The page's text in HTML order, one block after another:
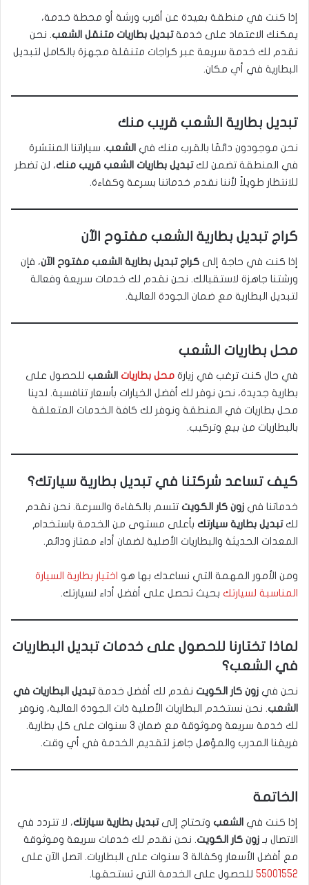
إذا كنت في منطقة بعيدة عن أقرب ورشة أو محطة خدمة،
يمكنك الاعتماد على خدمةتبديل بطاريات متنقل الشعب. نحن
نقدم لك خدمة سريعة عبر كراجات متنقلة مجهزة بالكامل لتبديل
البطارية في أي مكان.
تبديل بطارية الشعب قريب منك
نحن موجودون دائمًا بالقرب منك في الشعب. سياراتنا المنتشرة
في المنطقة تضمن لكتبديل بطاريات الشعب قريب منك، لن تضطر
للانتظار طويلاً لأننا نقدم خدماتنا بسرعة وكفاءة.
كراج تبديل بطارية الشعب مفتوح الآن
إذا كنت في حاجة إلى كراج تبديل بطارية الشعب مفتوح الآن، فإن
ورشتنا جاهزة لاستقبالك. نحن نقدم لك خدمات سريعة وفعالة
لتبديل البطارية مع ضمان الجودة العالية.
محل بطاريات الشعب
في حال كنت ترغب في زيارة محل بطاريات الشعب للحصول على
بطارية جديدة، نحن نوفر لك أفضل الخيارات بأسعار تنافسية. لدينا
محل بطاريات في المنطقة ونوفر لك كافة الخدمات المتعلقة
بالبطاريات من بيع وتركيب.
كيف تساعد شركتنا في تبديل بطارية سيارتك؟
خدماتنا في زون كار الكويت تتسم بالكفاءة والسرعة. نحن نقدم
لكتبديل بطارية سيارتك بأعلى مستوى من الخدمة باستخدام
المعدات الحديثة والبطاريات الأصلية لضمان أداء ممتاز ودائم.
ومن الأمور المهمة التي نساعدك بها هو اختيار بطارية السيارة
المناسبة لسيارتك بحيث تحصل على أفضل أداء لسيارتك.
لماذا تختارنا للحصول على خدمات تبديل البطاريات
في الشعب؟
نحن في زون كار الكويت نقدم لك أفضل خدمةتبديل البطاريات في
الشعب. نحن نستخدم البطاريات الأصلية ذات الجودة العالية، ونوفر
لك خدمة سريعة وموثوقة مع ضمان 3 سنوات على كل بطارية.
فريقنا المدرب والمؤهل جاهز لتقديم الخدمة في أي وقت.
الخاتمة
إذا كنت في الشعب وتحتاج إلىتبديل بطارية سيارتك، لا تتردد في
الاتصال بـ زون كار الكويت. نحن نقدم لك خدمات سريعة وموثوقة
مع أفضل الأسعار وكفالة 3 سنوات على البطاريات. اتصل الآن على
55001552 للحصول على الخدمة التي تستحقها.